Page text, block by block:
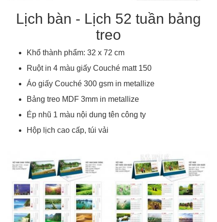
Lịch bàn - Lịch 52 tuần bảng
treo
Khổ thành phẩm: 32 x 72 cm
Ruột in 4 màu giấy Couché matt 150
Áo giấy Couché 300 gsm in metallize
Bảng treo MDF 3mm in metallize
Ép nhũ 1 màu nội dung tên công ty
Hộp lịch cao cấp, túi vải